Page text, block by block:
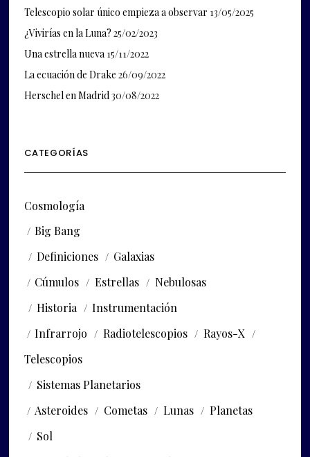
Telescopio solar único empieza a observar 13/05/2025
¿Vivirías en la Luna? 25/02/2023
Una estrella nueva 15/11/2022
La ecuación de Drake 26/09/2022
Herschel en Madrid30/08/2022
CATEGORÍAS
Cosmología
Big Bang
Definiciones
Galaxias
Cúmulos
Estrellas
Nebulosas
Historia
Instrumentación
Infrarrojo
Radiotelescopios
Rayos-X
Telescopios
Sistemas Planetarios
Asteroides
Cometas Lunas
Planetas
Sol